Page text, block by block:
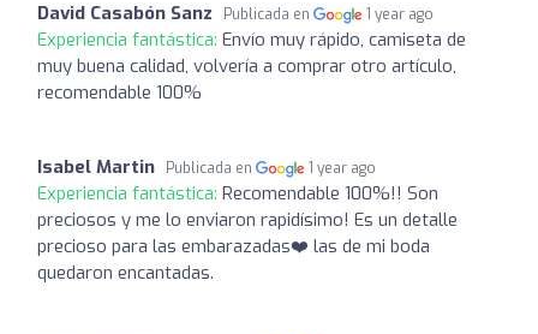
David Casabón Sanz Publicada en 1 year ago
Experiencia fantástica: Envío muy rápido, camiseta de
muy buena calidad, volvería a comprar otro artículo,
recomendable 100%
Isabel Martin Publicada en 1 year ago
Experiencia fantástica: Recomendable 100%!! Son
preciosos y me lo enviaron rapidísimo! Es un detalle
precioso para las embarazadas❤️ las de mi boda
quedaron encantadas.